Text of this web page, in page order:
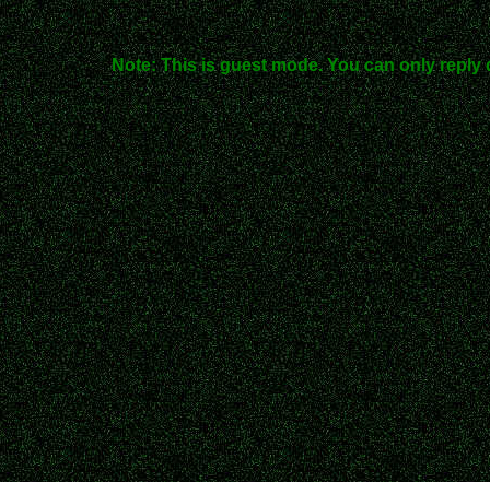
Note: This is guest mode. You can only